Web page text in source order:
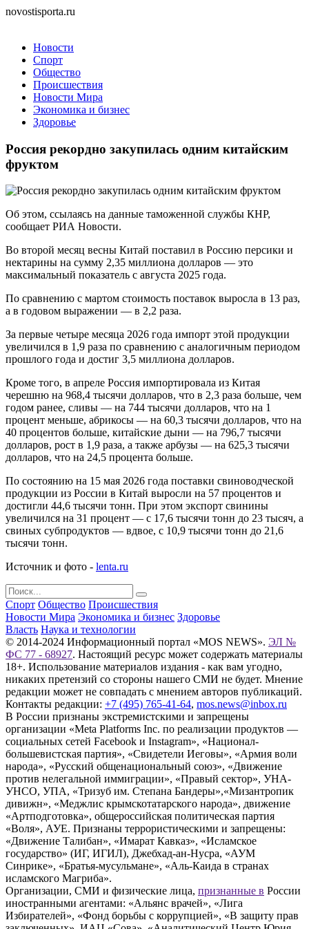
novostisporta.ru
Новости
Спорт
Общество
Происшествия
Новости Мира
Экономика и бизнес
Здоровье
Россия рекордно закупилась одним китайским
фруктом
Об этом, ссылаясь на данные таможенной службы КНР,
сообщает РИА Новости.
Во второй месяц весны Китай поставил в Россию персики и
нектарины на сумму 2,35 миллиона долларов — это
максимальный показатель с августа 2025 года.
По сравнению с мартом стоимость поставок выросла в 13 раз,
а в годовом выражении — в 2,2 раза.
За первые четыре месяца 2026 года импорт этой продукции
увеличился в 1,9 раза по сравнению с аналогичным периодом
прошлого года и достиг 3,5 миллиона долларов.
Кроме того, в апреле Россия импортировала из Китая
черешню на 968,4 тысячи долларов, что в 2,3 раза больше, чем
годом ранее, сливы — на 744 тысячи долларов, что на 1
процент меньше, абрикосы — на 60,3 тысячи долларов, что на
40 процентов больше, китайские дыни — на 796,7 тысячи
долларов, рост в 1,9 раза, а также арбузы — на 625,3 тысячи
долларов, что на 24,5 процента больше.
По состоянию на 15 мая 2026 года поставки свиноводческой
продукции из России в Китай выросли на 57 процентов и
достигли 44,6 тысячи тонн. При этом экспорт свинины
увеличился на 31 процент — с 17,6 тысячи тонн до 23 тысяч, а
свиных субпродуктов — вдвое, с 10,9 тысячи тонн до 21,6
тысячи тонн.
Источник и фото - lenta.ru
Спорт Общество Происшествия
Новости Мира Экономика и бизнес Здоровье
Власть Наука и технологии
© 2014-2024 Информационный портал «MOS NEWS». ЭЛ №
ФС 77 - 68927. Настоящий ресурс может содержать материалы
18+. Использование материалов издания - как вам угодно,
никаких претензий со стороны нашего СМИ не будет. Мнение
редакции может не совпадать с мнением авторов публикаций.
Контакты редакции: +7 (495) 765-41-64, mos.news@inbox.ru
В России признаны экстремистскими и запрещены
организации «Meta Platforms Inc. по реализации продуктов —
социальных сетей Facebook и Instagram», «Национал-
большевистская партия», «Свидетели Иеговы», «Армия воли
народа», «Русский общенациональный союз», «Движение
против нелегальной иммиграции», «Правый сектор», УНА-
УНСО, УПА, «Тризуб им. Степана Бандеры»,«Мизантропик
дивижн», «Меджлис крымскотатарского народа», движение
«Артподготовка», общероссийская политическая партия
«Воля», АУЕ. Признаны террористическими и запрещены:
«Движение Талибан», «Имарат Кавказ», «Исламское
государство» (ИГ, ИГИЛ), Джебхад-ан-Нусра, «АУМ
Синрике», «Братья-мусульмане», «Аль-Каида в странах
исламского Магриба».
Организации, СМИ и физические лица, признанные в России
иностранными агентами: «Альянс врачей», «Лига
Избирателей», «Фонд борьбы с коррупцией», «В защиту прав